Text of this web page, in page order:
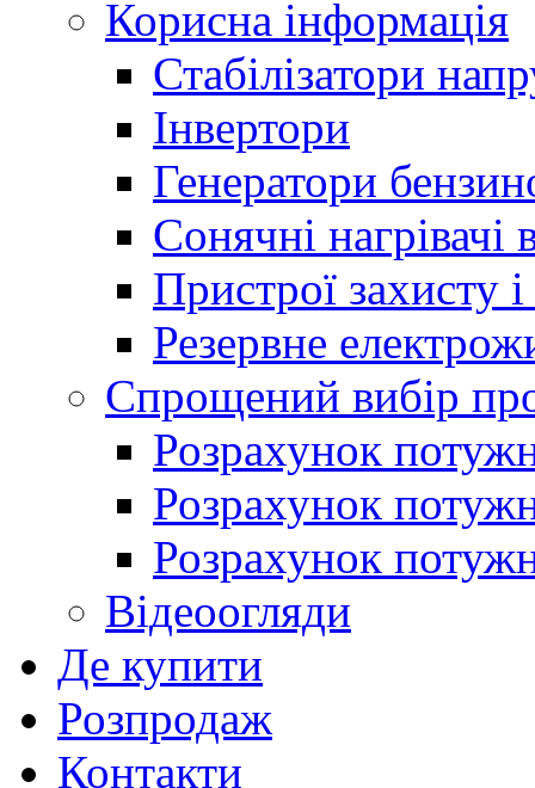
Корисна інформація
Стабілізатори
Інвертори
Генератори
Сонячні нагрівачі
Пристрої захисту і
Резервне
Спрощений вибір
Розрахунок
Розрахунок
Розрахунок
Відеоогляди
Де купити
Розпродаж
Контакти